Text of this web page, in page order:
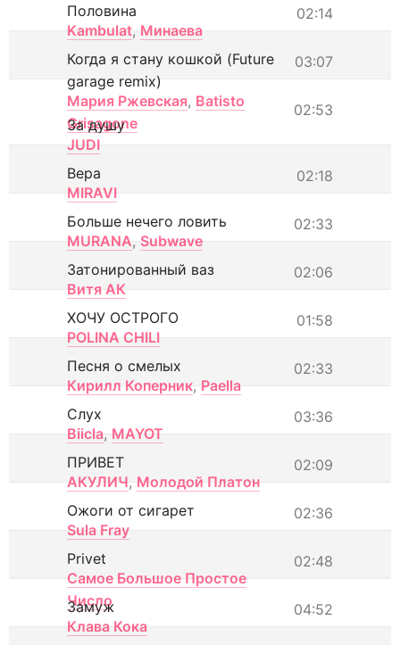
02:14
Половина
Kambulat, Минаева
03:07
Когда я стану кошкой (Future
garage remix)
Мария Ржевская, Batisto
Grisagone
02:53
За душу
JUDI
02:18
Вера
MIRAVI
02:33
Больше нечего ловить
MURANA, Subwave
02:06
Затонированный ваз
Витя АК
01:58
ХОЧУ ОСТРОГО
POLINA CHILI
02:33
Песня о смелых
Кирилл Коперник, Paella
03:36
Слух
Biicla, MAYOT
02:09
ПРИВЕТ
АКУЛИЧ, Молодой Платон
02:36
Ожоги от сигарет
Sula Fray
02:48
Privet
Самое Большое Простое
Число
04:52
Замуж
Клава Кока